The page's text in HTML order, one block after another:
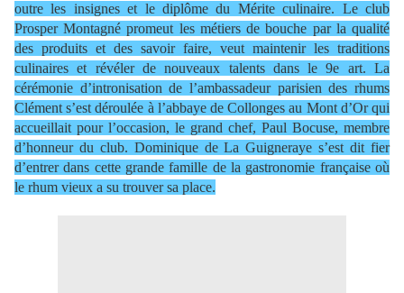
outre les insignes et le diplôme du Mérite culinaire. Le club
Prosper Montagné promeut les métiers de bouche par la qualité
des produits et des savoir faire, veut maintenir les traditions
culinaires et révéler de nouveaux talents dans le 9e art. La
cérémonie d’intronisation de l’ambassadeur parisien des rhums
Clément s’est déroulée à l’abbaye de Collonges au Mont d’Or qui
accueillait pour l’occasion, le grand chef, Paul Bocuse, membre
d’honneur du club. Dominique de La Guigneraye s’est dit fier
d’entrer dans cette grande famille de la gastronomie française où
le rhum vieux a su trouver sa place.